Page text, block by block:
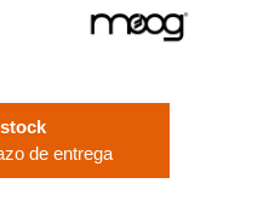
de entrega